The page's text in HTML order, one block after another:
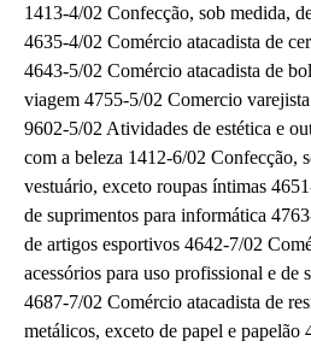
1413-4/02 Confecção, sob medida,
4635-4/02 Comércio atacadista de
4643-5/02 Comércio atacadista de
viagem 4755-5/02 Comercio
9602-5/02 Atividades de estética e
com a beleza 1412-6/02 Confecção,
vestuário, exceto roupas íntimas
de suprimentos para informática
de artigos esportivos 4642-7/02
acessórios para uso profissional e de
4687-7/02 Comércio atacadista de
metálicos, exceto de papel e